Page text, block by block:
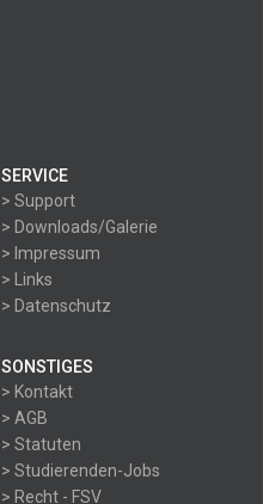
SERVICE
> Support
> Downloads/Galerie
> Impressum
> Links
> Datenschutz
SONSTIGES
> Kontakt
> AGB
> Statuten
> Studierenden-Jobs
> Recht - FSV